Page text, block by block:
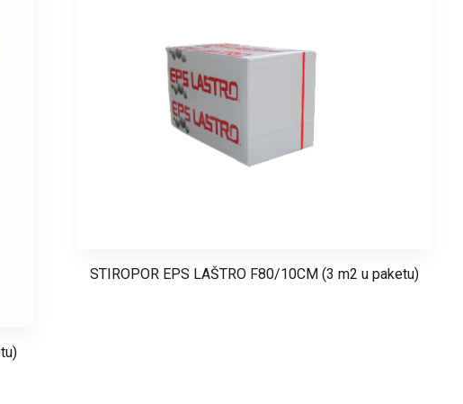
STIROPOR EPS LAŠTRO F80/10CM (3 m2 u paketu)